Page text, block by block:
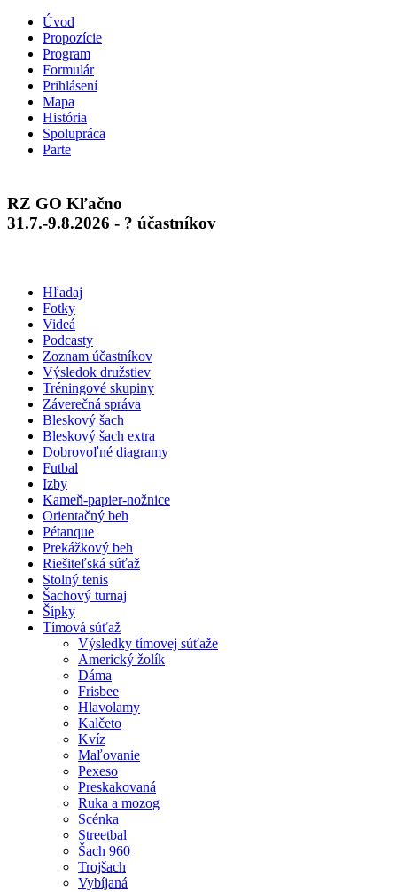
Úvod
Propozície
Program
Formulár
Prihlásení
Mapa
História
Spolupráca
Parte
RZ GO Kľačno
31.7.-9.8.2026 - ? účastníkov
Hľadaj
Fotky
Videá
Podcasty
Zoznam účastníkov
Výsledok družstiev
Tréningové skupiny
Záverečná správa
Bleskový šach
Bleskový šach extra
Dobrovoľné diagramy
Futbal
Izby
Kameň-papier-nožnice
Orientačný beh
Pétanque
Prekážkový beh
Riešiteľská súťaž
Stolný tenis
Šachový turnaj
Šípky
Tímová súťaž
Výsledky tímovej súťaže
Americký žolík
Dáma
Frisbee
Hlavolamy
Kalčeto
Kvíz
Maľovanie
Pexeso
Preskakovaná
Ruka a mozog
Scénka
Streetbal
Šach 960
Trojšach
Vybíjaná